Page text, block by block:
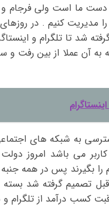
دست ما است ولی فرجام
شد تا تلگرام و
به آن عملا از بین رفت
به شبکه های
می باشد امروز
بگیرند پس در همه
تصمیم گرفته شد بسته
کسب درآمد از